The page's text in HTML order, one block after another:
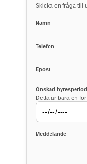
Skicka en fråga till
Namn
Telefon
Epost
Önskad hyresperiod
Detta är bara en
Meddelande